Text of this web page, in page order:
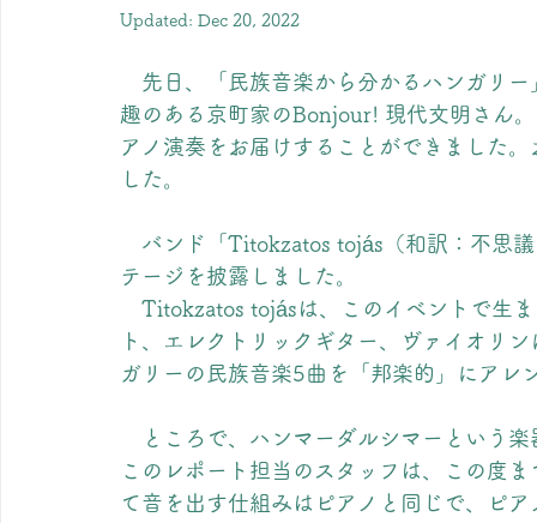
Updated: Dec 20, 2022
先日、「民族音楽から分かるハンガリー
趣のある京町家のBonjour! 現代文明さん
アノ演奏をお届けすることができました
した。
バンド「Titokzatos tojás（和訳：不思
テージを披露しました。
Titokzatos tojásは、このイベントで生
ト、エレクトリックギター、ヴァイオリ
ガリーの民族音楽5曲を「邦楽的」にアレ
ところで、ハンマーダルシマーという楽
このレポート担当のスタッフは、この度
て音を出す仕組みはピアノと同じで、ピ